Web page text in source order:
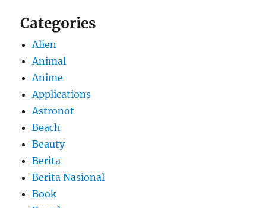
Categories
Alien
Animal
Anime
Applications
Astronot
Beach
Beauty
Berita
Berita Nasional
Book